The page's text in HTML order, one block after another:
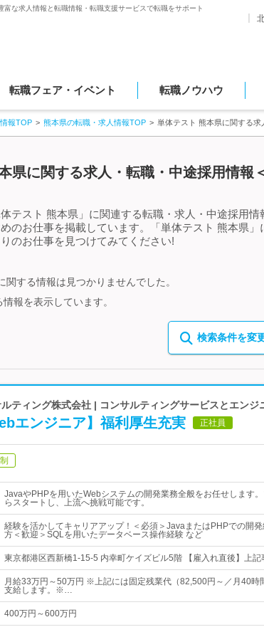
な求人情報と転職情報・転職支援サービスで転職をサポート
転職フェア・イベント 転職ノウハウ
報TOP 熊本県の転職・求人情報TOP 単体テスト 熊本県に関する
県に関する求人・転職・中途採用情報
テスト 熊本県」に関連する転職・求人・中途採用
のお仕事を掲載しています。「単体テスト 熊本県
のお仕事を見つけてみてください!
関する情報は見つかりませんでした。
報を表示しています。
検索条件を変
ティング株式会社 | コンサルティングサービスとエンジ
エンジニア】福利厚生充実 正社員
JavaやPHPを用いたWebシステムの開発業務全般をお任せします
らスタートし、上流へ挑戦可能です。
経験を活かしてキャリアアップ！＜必須＞JavaまたはPHPでの開
方＜歓迎＞SQLを用いたデータベース操作経験 など
東京都港区西新橋1-15-5 内幸町ケイズビル5階 【雇入れ直後】上
月給33万円～50万円 ※上記には固定残業代（82,500円～／月40時
支給します。※…
400万円～600万円